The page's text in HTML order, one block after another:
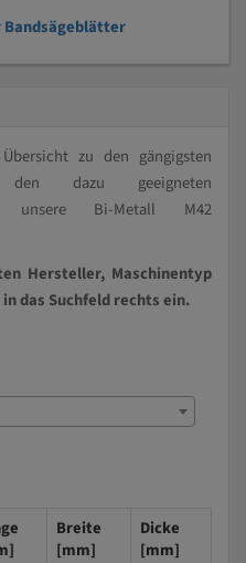
Bandsägeblätter
zu den gängigsten
den dazu geeigneten
unsere Bi-Metall M42
Hersteller, Maschinentyp
das Suchfeld rechts ein.
Breite
[mm]
Dicke
[mm]